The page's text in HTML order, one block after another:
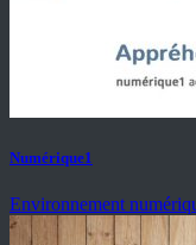
Numérique1
Environnement